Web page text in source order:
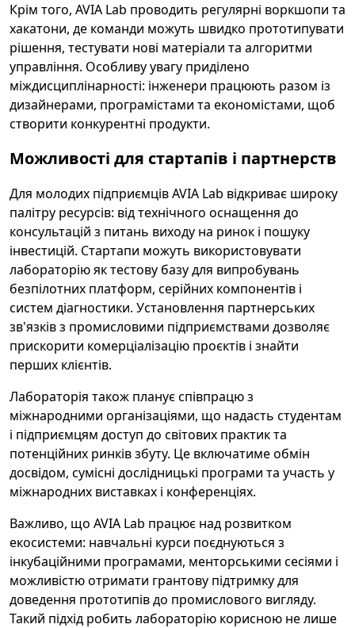
Крім того, AVIA Lab проводить регулярні воркшопи та
хакатони, де команди можуть швидко прототипувати
рішення, тестувати нові матеріали та алгоритми
управління. Особливу увагу приділено
міждисциплінарності: інженери працюють разом із
дизайнерами, програмістами та економістами, щоб
створити конкурентні продукти.
Можливості для стартапів і партнерств
Для молодих підприємців AVIA Lab відкриває широку
палітру ресурсів: від технічного оснащення до
консультацій з питань виходу на ринок і пошуку
інвестицій. Стартапи можуть використовувати
лабораторію як тестову базу для випробувань
безпілотних платформ, серійних компонентів і
систем діагностики. Установлення партнерських
зв'язків з промисловими підприємствами дозволяє
прискорити комерціалізацію проєктів і знайти
перших клієнтів.
Лабораторія також планує співпрацю з
міжнародними організаціями, що надасть студентам
і підприємцям доступ до світових практик та
потенційних ринків збуту. Це включатиме обмін
досвідом, сумісні дослідницькі програми та участь у
міжнародних виставках і конференціях.
Важливо, що AVIA Lab працює над розвитком
екосистеми: навчальні курси поєднуються з
інкубаційними програмами, менторськими сесіями і
можливістю отримати грантову підтримку для
доведення прототипів до промислового вигляду.
Такий підхід робить лабораторію корисною не лише